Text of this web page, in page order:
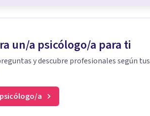
un/a psicólogo/a para ti
y descubre profesionales según tus
a